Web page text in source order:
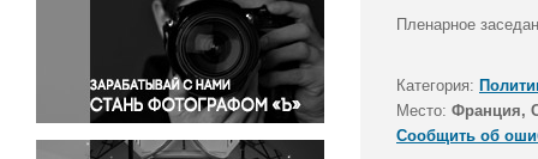
Политика
Правосудие
Происшествия и конфликты
Религия
Светская жизнь
Пленарное
Категория:
Место: Франция,
Сообщить об